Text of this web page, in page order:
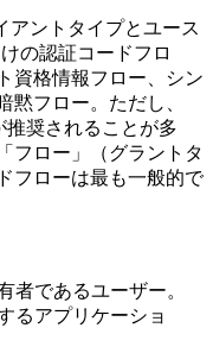
アントタイプとユース
の認証コードフロ
資格情報フロー、シン
黙フロー。ただし、
奨されることが多
フロー」（グラントタ
フローは最も一般的で
者であるユーザー。
るアプリケーショ